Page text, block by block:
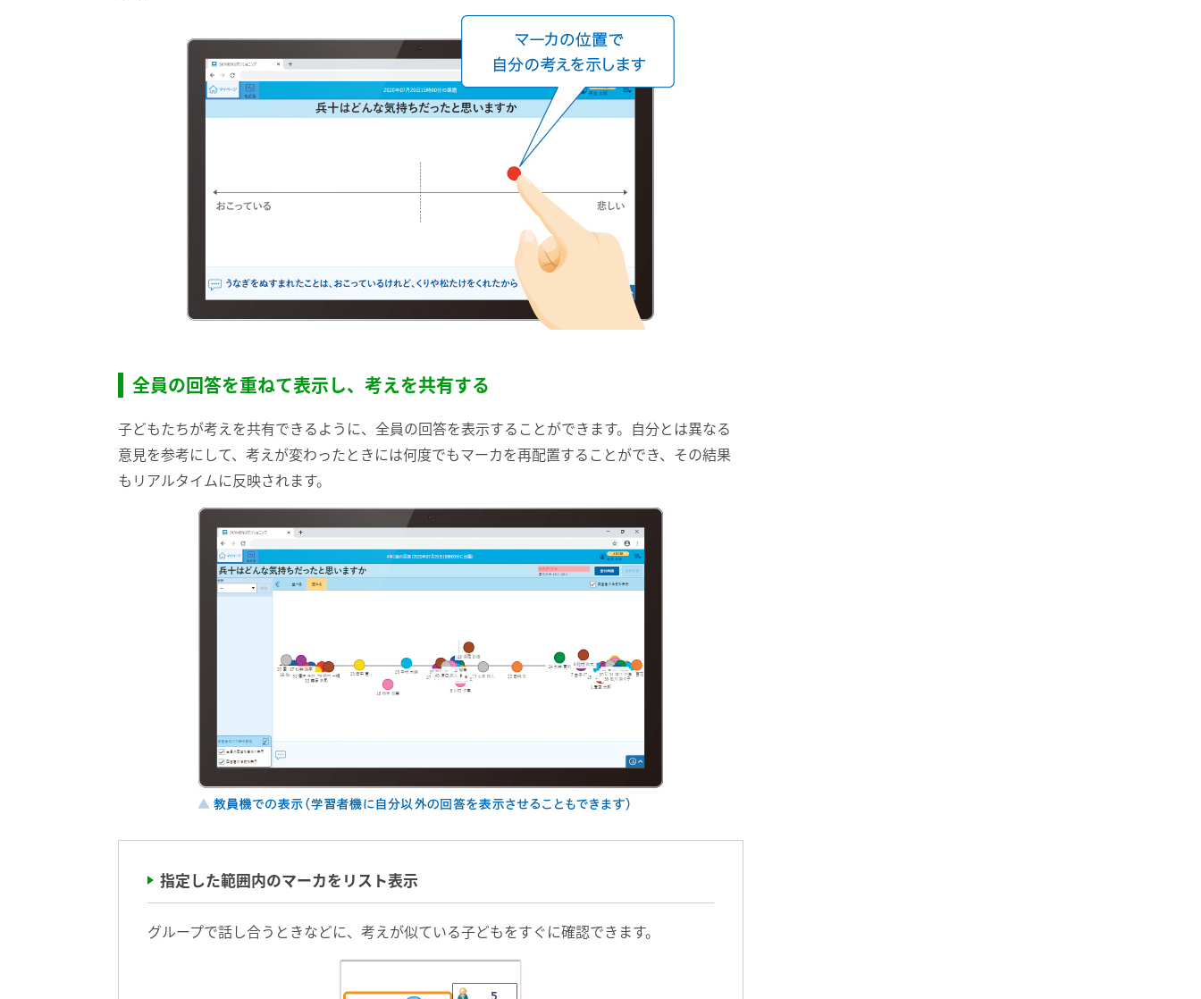
全員の回答を重ねて表示し、考えを共有する
子どもたちが考えを共有できるように、全員の回答を表示することができます。自分とは異なる
意見を参考にして、考えが変わったときには何度でもマーカを再配置することができ、その結果
もリアルタイムに反映されます。
指定した範囲内のマーカをリスト表示
グループで話し合うときなどに、考えが似ている子どもをすぐに確認できます。